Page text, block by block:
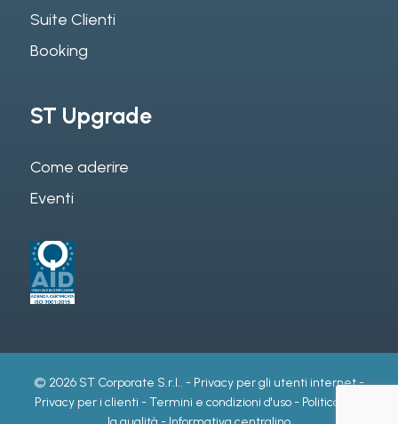
Suite Clienti
Booking
ST Upgrade
Come aderire
Eventi
© 2026 ST Corporate S.r.l.. - Privacy per gli utenti internet-
Privacy per i clienti -Termini e condizioni d'uso- Politica per